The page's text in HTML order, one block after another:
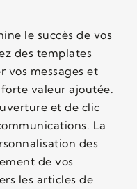
le succès de vos
des templates
vos messages et
valeur ajoutée.
et de clic
La
des
de vos
les articles de